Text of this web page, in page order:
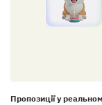
Пропозиції у